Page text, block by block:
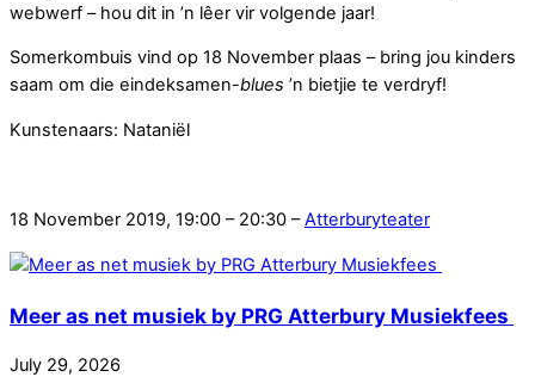
webwerf – hou dit in ’n lêer vir volgende jaar!
Somerkombuis vind op 18 November plaas – bring jou kinders
saam om die eindeksamen-blues ’n bietjie te verdryf!
Kunstenaars: Nataniël
18 November 2019, 19:00 – 20:30 –Atterburyteater
Meer as net musiek by PRG Atterbury Musiekfees
July 29, 2026